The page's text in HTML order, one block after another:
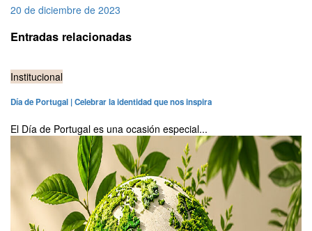
20 de diciembre de 2023
Entradas relacionadas
Institucional
Día de Portugal | Celebrar la identidad que nos inspira
El Día de Portugal es una ocasión especial...